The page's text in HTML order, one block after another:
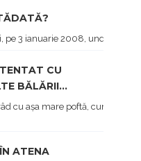
pe 3 ianuarie 2008, undeva pe
CU
BĂLĂRII...
cu așa mare poftă, cum am
ATENA